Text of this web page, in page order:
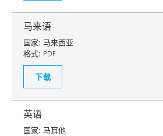
马来语
国家: 马来西亚
格式: PDF
下载
英语
国家: 马耳他